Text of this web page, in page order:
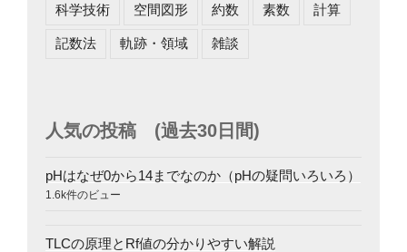
科学技術 空間図形 約数 素数 計算
記数法 軌跡・領域 雑談
人気の投稿 (過去30日間)
pHはなぜ0から14までなのか（pHの疑問いろいろ）
1.6k件のビュー
TLCの原理とRf値の分かりやすい解説